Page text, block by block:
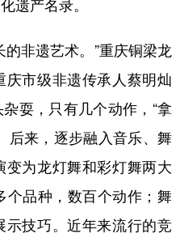
遗产名录。
非遗艺术。”重庆铜梁龙
庆市级非遗传承人蔡明灿
耍，只有几个动作，“拿
后来，逐步融入音乐、舞
变为龙灯舞和彩灯舞两大
个品种，数百个动作；舞
示技巧。近年来流行的竞